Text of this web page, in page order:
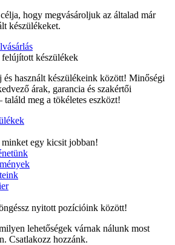
hogy megvásároljuk az általad már
készülékeket.
készülékek
és használt készülékeink között! Minőségi
árak, garancia és szakértői
találd meg a tökéletes eszközt!
egy kicsit jobban!
nyitott pozícióink között!
lehetőségek várnak nálunk most
Csatlakozz hozzánk.